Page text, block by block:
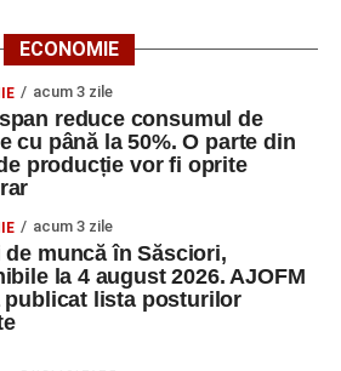
pentru copii, susținute de
și„Pied Piper”
tradiții săsești, cu participarea:
Săsești;
ECONOMIE
acum 3 zile
reduce consumul de
cu până la 50%. O parte din
producție vor fi oprite
acum 3 zile
de muncă în Săsciori,
la 4 august 2026. AJOFM
publicat lista posturilor